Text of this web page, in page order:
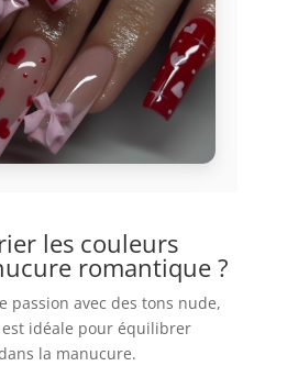
les couleurs
romantique ?
passion avec des tons nude,
idéale pour équilibrer
la manucure.